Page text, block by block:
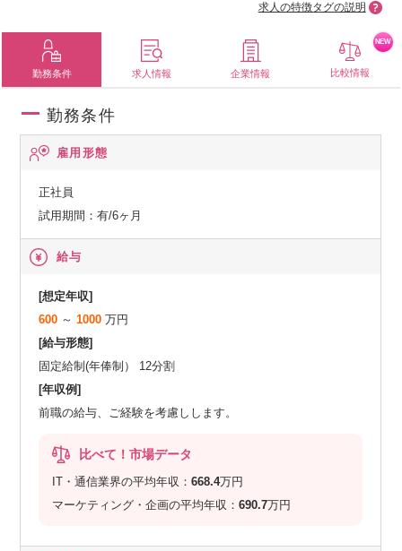
求人の特徴タグの説明
勤務条件 求人情報 企業情報 比較情報
NEW
勤務条件
雇用形態
正社員
試用期間：有/6ヶ月
給与
[想定年収]
600 ～1000 万円
[給与形態]
固定給制(年俸制） 12分割
[年収例]
前職の給与、ご経験を考慮しします。
比べて！市場データ
IT・通信業界の平均年収：668.4万円
マーケティング・企画の平均年収：690.7万円